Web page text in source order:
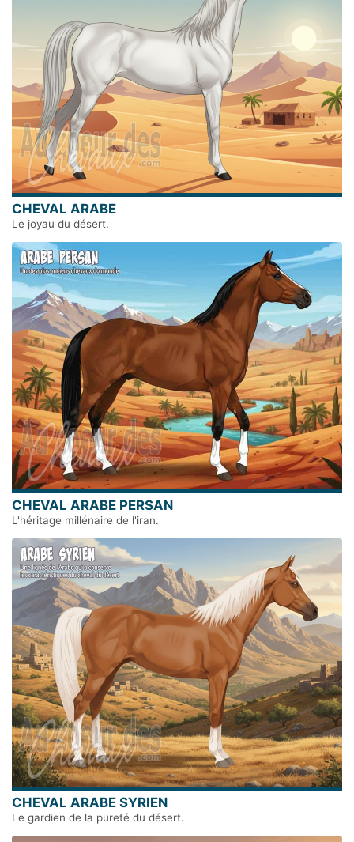
CHEVAL ARABE
Le joyau du désert.
CHEVAL ARABE PERSAN
L'héritage millénaire de l'iran.
CHEVAL ARABE SYRIEN
Le gardien de la pureté du désert.